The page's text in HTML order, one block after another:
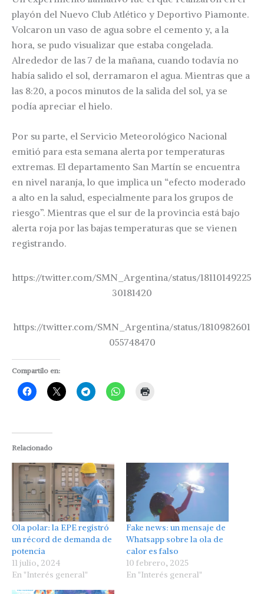
playón del Nuevo Club Atlético y Deportivo Piamonte.
Volcaron un vaso de agua sobre el cemento y, a la
hora, se pudo visualizar que estaba congelada.
Alrededor de las 7 de la mañana, cuando todavía no
había salido el sol, derramaron el agua. Mientras que a
las 8:20, a pocos minutos de la salida del sol, ya se
podía apreciar el hielo.
Por su parte, el Servicio Meteorológico Nacional
emitió para esta semana alerta por temperaturas
extremas. El departamento San Martín se encuentra
en nivel naranja, lo que implica un “efecto moderado
a alto en la salud, especialmente para los grupos de
riesgo”. Mientras que el sur de la provincia está bajo
alerta roja por las bajas temperaturas que se vienen
registrando.
https://twitter.com/SMN_Argentina/status/18110149225
30181420
https://twitter.com/SMN_Argentina/status/1810982601
055748470
Compartilo en:
Relacionado
Ola polar: la EPE registró
un récord de demanda de
potencia
11 julio, 2024
En "Interés general"
Fake news: un mensaje de
Whatsapp sobre la ola de
calor es falso
10 febrero, 2025
En "Interés general"